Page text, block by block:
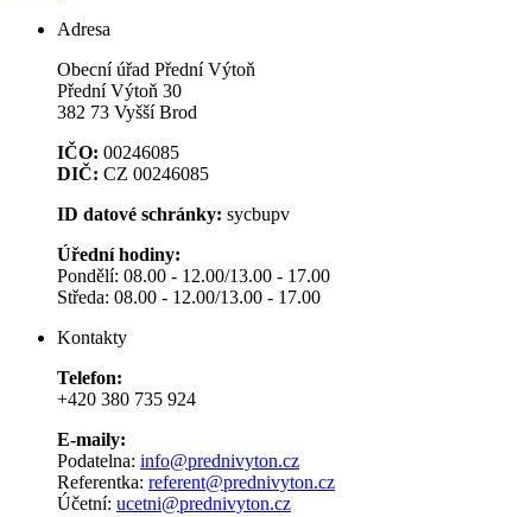
Adresa
Obecní úřad Přední Výtoň
Přední Výtoň 30
382 73 Vyšší Brod
IČO: 00246085
DIČ: CZ 00246085
ID datové schránky: sycbupv
Úřední hodiny:
Pondělí: 08.00 - 12.00/13.00 - 17.00
Středa: 08.00 - 12.00/13.00 - 17.00
Kontakty
Telefon:
+420 380 735 924
E-maily:
Podatelna: info@prednivyton.cz
Referentka: referent@prednivyton.cz
Účetní: ucetni@prednivyton.cz